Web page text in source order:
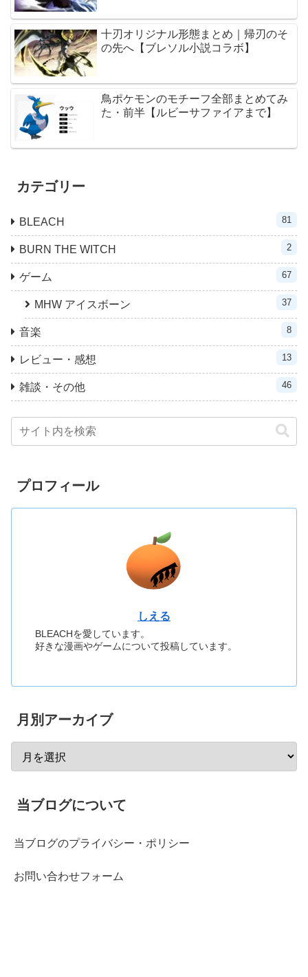
十刃オリジナル形態まとめ｜帰刃のそ
の先へ【ブレソル小説コラボ】
鳥ポケモンのモチーフ全部まとめてみ
た・前半【ルビーサファイアまで】
カテゴリー
BLEACH 81
BURN THE WITCH 2
ゲーム 67
MHW アイスボーン 37
音楽 8
レビュー・感想 13
雑談・その他 46
プロフィール
しえる
BLEACHを愛しています。
好きな漫画やゲームについて投稿しています。
月別アーカイブ
当ブログについて
当ブログのプライバシー・ポリシー
お問い合わせフォーム